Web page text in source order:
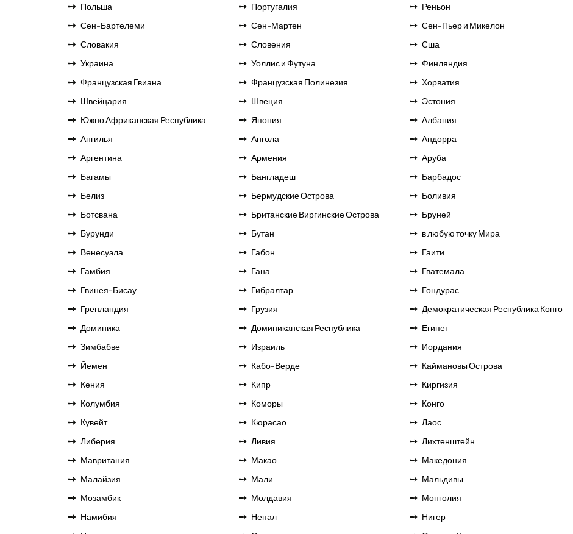
Польша
Португалия Реньон
Сен-Бартелеми
Сен-Мартен Сен-Пьер и Микелон
Словакия
Словения Сша
Украина
Уоллис и Футуна Финляндия
Французская Гвиана
Французская Полинезия Хорватия
Швейцария
Швеция Эстония
Южно Африканская Республика
Япония Албания
Ангилья
Ангола Андорра
Аргентина
Армения Аруба
Багамы
Бангладеш Барбадос
Белиз
Бермудские Острова Боливия
Ботсвана
Британские Виргинские Острова Бруней
Бурунди
Бутан в любую точку Мира
Венесуэла
Габон Гаити
Гамбия
Гана Гватемала
Гвинея-Бисау
Гибралтар Гондурас
Гренландия
Грузия Демократическая Республика Конго
Доминика
Доминиканская Республика Египет
Зимбабве
Израиль Иордания
Йемен
Кабо-Верде Каймановы Острова
Кения
Кипр Киргизия
Колумбия
Коморы Конго
Кувейт
Кюрасао Лаос
Либерия
Ливия Лихтенштейн
Мавритания
Макао Македония
Малайзия
Мали Мальдивы
Мозамбик
Молдавия Монголия
Намибия
Непал Нигер